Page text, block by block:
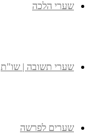
שערי הלכה
שערי תשובה | שו"ת
שערים לפרשה